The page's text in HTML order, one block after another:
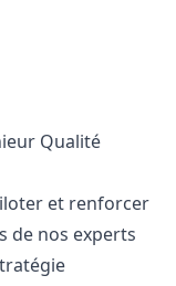
Qualité
et renforcer
de nos experts